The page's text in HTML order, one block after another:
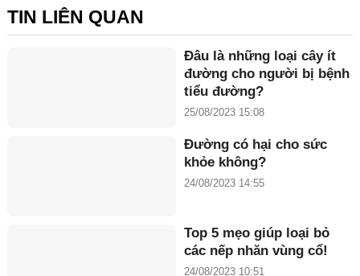
TIN LIÊN QUAN
Đâu là những loại cây ít
đường cho người bị bệnh
tiểu đường?
25/08/2023 15:08
Đường có hại cho sức
khỏe không?
24/08/2023 14:55
Top 5 mẹo giúp loại bỏ
các nếp nhăn vùng cổ!
24/08/2023 10:51